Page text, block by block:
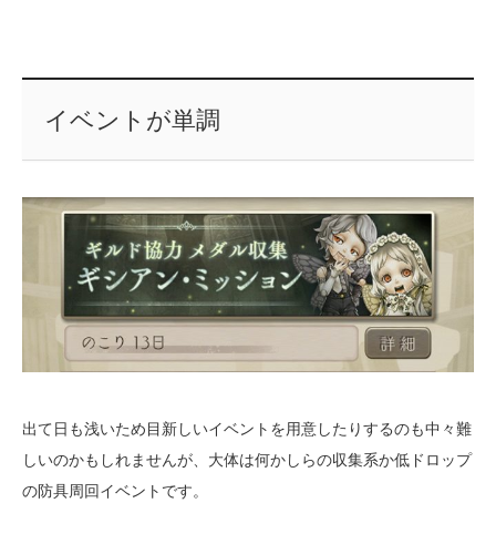
イベントが単調
出て日も浅いため目新しいイベントを用意したりするのも中々難
しいのかもしれませんが、大体は何かしらの収集系か低ドロップ
の防具周回イベントです。